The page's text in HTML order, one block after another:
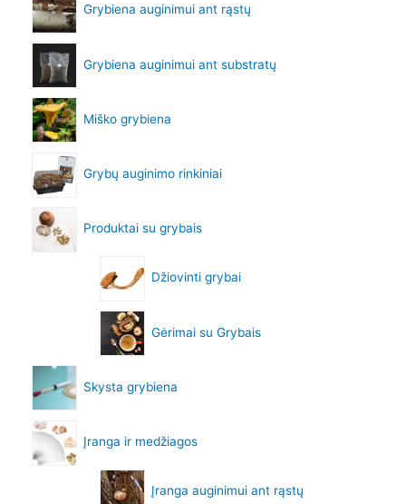
Grybiena auginimui ant rąstų
Grybiena auginimui ant substratų
Miško grybiena
Grybų auginimo rinkiniai
Produktai su grybais
Džiovinti grybai
Gėrimai su Grybais
Skysta grybiena
Įranga ir medžiagos
Įranga auginimui ant rąstų